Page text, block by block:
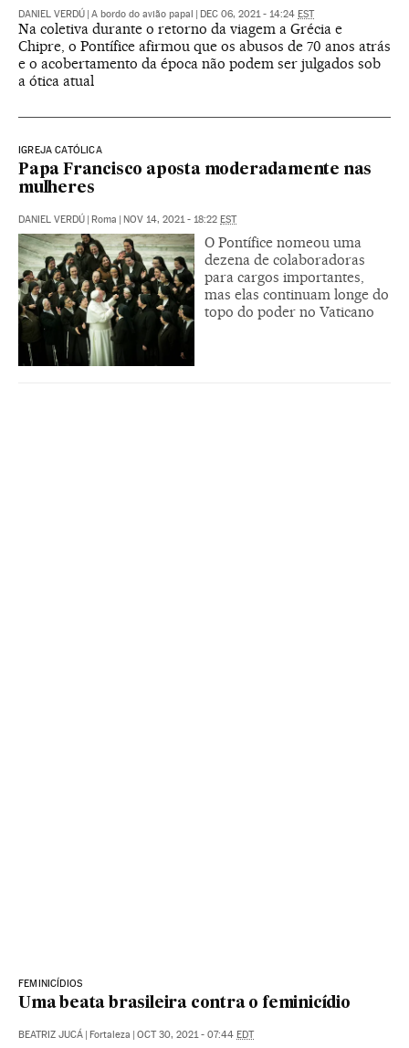
DANIEL VERDÚ A bordo do avião papal DEC 06, 2021 - 14:24 EST
Na coletiva durante o retorno da viagem a Grécia e
Chipre, o Pontífice afirmou que os abusos de 70 anos atrás
e o acobertamento da época não podem ser julgados sob
a ótica atual
IGREJA CATÓLICA
Papa Francisco aposta moderadamente nas
mulheres
DANIEL VERDÚ Roma NOV 14, 2021 - 18:22 EST
O Pontífice nomeou uma
dezena de colaboradoras
para cargos importantes,
mas elas continuam longe do
topo do poder no Vaticano
FEMINICÍDIOS
Uma beata brasileira contra o feminicídio
BEATRIZ JUCÁ Fortaleza OCT 30, 2021 - 07:44 EDT